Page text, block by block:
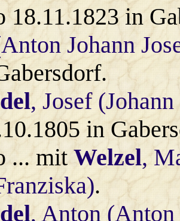
18.11.1823 in
Johann
, Josef
in
... mitWelzel,
.
, Anton